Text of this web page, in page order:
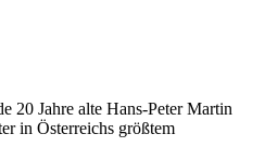
20 Jahre alte Hans-Peter Martin
in Österreichs größtem